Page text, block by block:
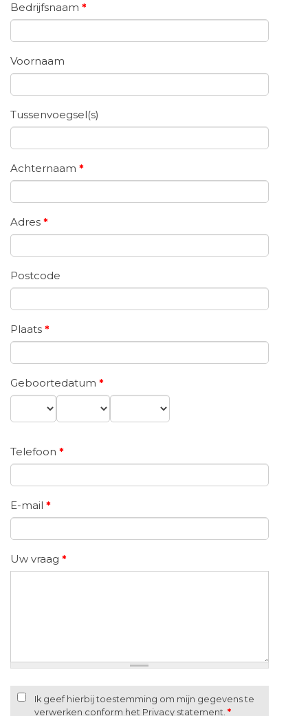
Bedrijfsnaam *
Voornaam
Tussenvoegsel(s)
Achternaam *
Adres *
Postcode
Plaats *
Geboortedatum *
Telefoon *
E-mail *
Uw vraag *
Ik geef hierbij toestemming om mijn gegevens te
verwerken conform het Privacy statement. *